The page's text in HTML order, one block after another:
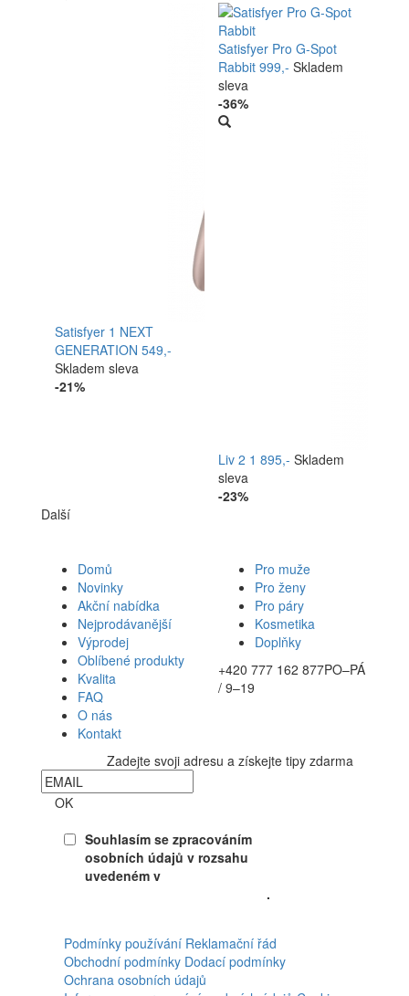
Satisfyer 1 NEXT
GENERATION 549,-
Skladem sleva
-21%
Satisfyer Pro G-Spot
Rabbit 999,- Skladem
sleva
-36%
Liv 2 1 895,- Skladem
sleva
-23%
Další
Domů
Novinky
Akční nabídka
Nejprodávanější
Výprodej
Oblíbené produkty
Kvalita
FAQ
O nás
Kontakt
Pro muže
Pro ženy
Pro páry
Kosmetika
Doplňky
+420 777 162 877PO–PÁ
/ 9–19
Zadejte svoji adresu a získejte tipy zdarma
OK
Souhlasím se zpracováním
osobních údajů v rozsahu
uvedeném v
.
Podmínky používání Reklamační řád
Obchodní podmínky Dodací podmínky
Ochrana osobních údajů